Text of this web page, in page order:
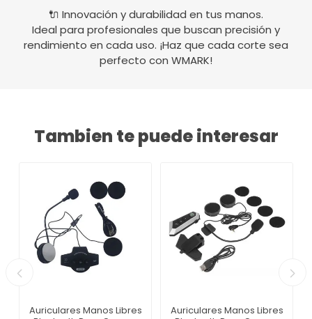
🔌 Innovación y durabilidad en tus manos.
Ideal para profesionales que buscan precisión y
rendimiento en cada uso. ¡Haz que cada corte sea
perfecto con WMARK!
Tambien te puede interesar
Auriculares Manos Libres
Auriculares Manos Libres